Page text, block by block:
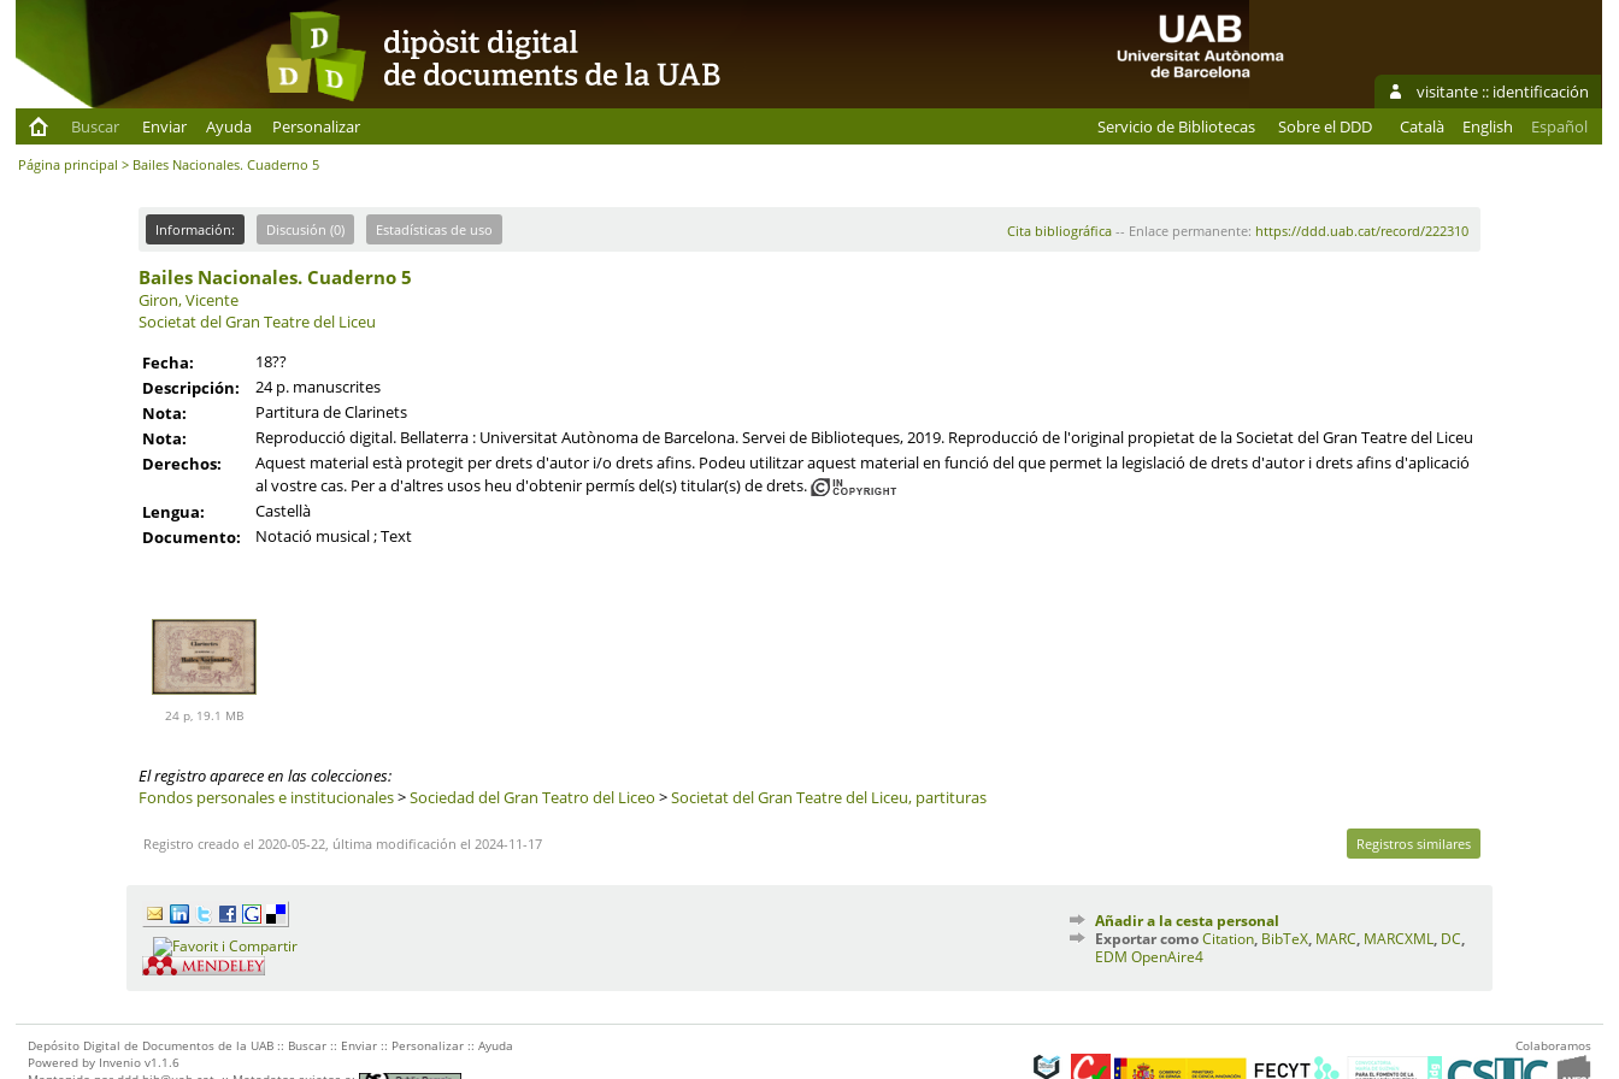
visitante :: identificación
Buscar
Enviar Ayuda Personalizar Servicio de Bibliotecas Sobre el DDD Català English Español
Página principal > Bailes Nacionales. Cuaderno 5
Información: Discusión (0) Estadísticas de uso Cita bibliográfica-- Enlace permanente: https://ddd.uab.cat/record/222310
Bailes Nacionales. Cuaderno 5
Giron, Vicente
Societat del Gran Teatre del Liceu
Fecha:
18??
Descripción:
24 p. manuscrites
Nota:
Partitura de Clarinets
Nota:
Reproducció digital. Bellaterra : Universitat Autònoma de Barcelona. Servei de Biblioteques, 2019. Reproducció de l'original propietat de la Societat del Gran Teatre del Liceu
Derechos:
Aquest material està protegit per drets d'autor i/o drets afins. Podeu utilitzar aquest material en funció del que permet la legislació de drets d'autor i drets afins d'aplicació
al vostre cas. Per a d'altres usos heu d'obtenir permís del(s) titular(s) de drets.
Lengua:
Castellà
Documento:
Notació musical ; Text
24 p, 19.1 MB
El registro aparece en las colecciones:
Fondos personales e institucionales>Sociedad del Gran Teatro del Liceo >Societat del Gran Teatre del Liceu, partituras
Registro creado el 2020-05-22, última modificación el 2024-11-17 Registros similares
Añadir a la cesta personal
Exportar comoCitation BibTeX MARC MARCXML DC
EDM OpenAire4
Depósito Digital de Documentos de la UAB :: Buscar :: Enviar :: Personalizar ::Ayuda
Powered by Invenio v1.1.6
Colaboramos